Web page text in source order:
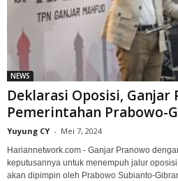
NEWS
Deklarasi Oposisi,
Pemerintahan Prabowo-
Yuyung CY - Mei 7, 2024
Hariannetwork.com - Ganjar Pranowo
keputusannya untuk menempuh jalur
akan dipimpin oleh Prabowo Subianto-